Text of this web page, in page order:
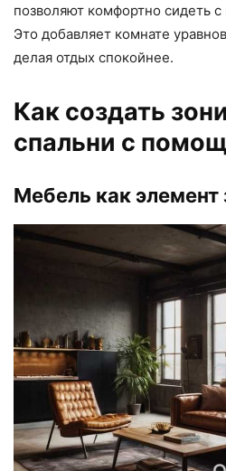
позволяют комфортно сидеть
Это добавляет комнате
делая отдых спокойнее.
Как создать
спальни с
Мебель как элемент